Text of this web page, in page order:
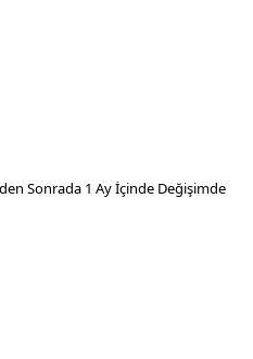
Sonrada 1 Ay İçinde Değişimde